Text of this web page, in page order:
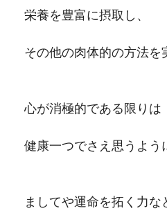
栄養を豊富に摂取し、
その他の肉体的の方法を
心が消極的である限りは
健康一つでさえ思うよう
ましてや運命を拓く力な